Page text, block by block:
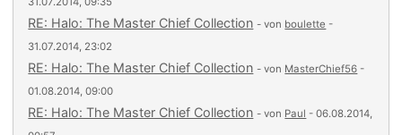
RE: Halo: The Master Chief Collection - von boulette -
31.07.2014, 23:02
RE: Halo: The Master Chief Collection - von MasterChief56 -
01.08.2014, 09:00
RE: Halo: The Master Chief Collection - von Paul - 06.08.2014,